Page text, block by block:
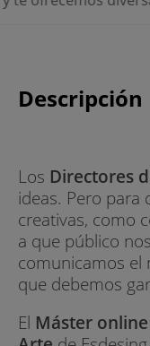
Descripción
Los Directores
ideas. Pero para
creativas, como
a que público
comunicamos el
que debemos
El Máster